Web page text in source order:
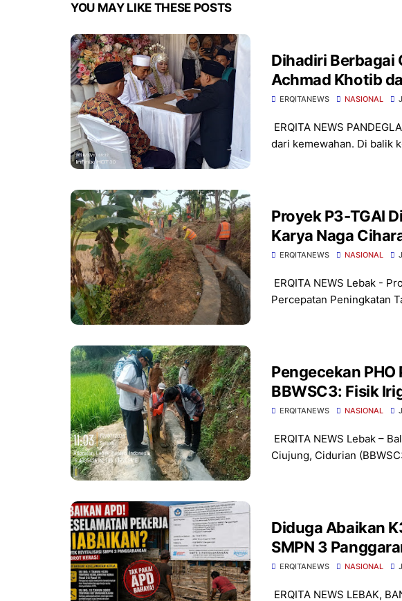
YOU MAY LIKE THESE POSTS
Dihadiri Berbagai
Achmad Khotib
Berlangsung
ERQITANEWS NASIONAL
​ERQITA NEWS
dari kemewahan. Di balik
Proyek P3-TGAI
Karya Naga
Material
ERQITANEWS NASIONAL
​ERQITA NEWS Lebak -
Percepatan Peningkatan
Pengecekan PHO
BBWSC3: Fisik
ERQITANEWS NASIONAL
​ERQITA NEWS Lebak –
Ciujung, Cidurian
Diduga Abaikan
SMPN 3
ERQITANEWS NASIONAL
​ERQITA NEWS LEBAK,